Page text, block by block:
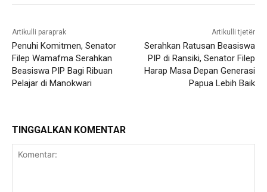
Artikulli paraprak
Penuhi Komitmen, Senator
Filep Wamafma Serahkan
Beasiswa PIP Bagi Ribuan
Pelajar di Manokwari
Artikulli tjetër
Serahkan Ratusan Beasiswa
PIP di Ransiki, Senator Filep
Harap Masa Depan Generasi
Papua Lebih Baik
TINGGALKAN KOMENTAR